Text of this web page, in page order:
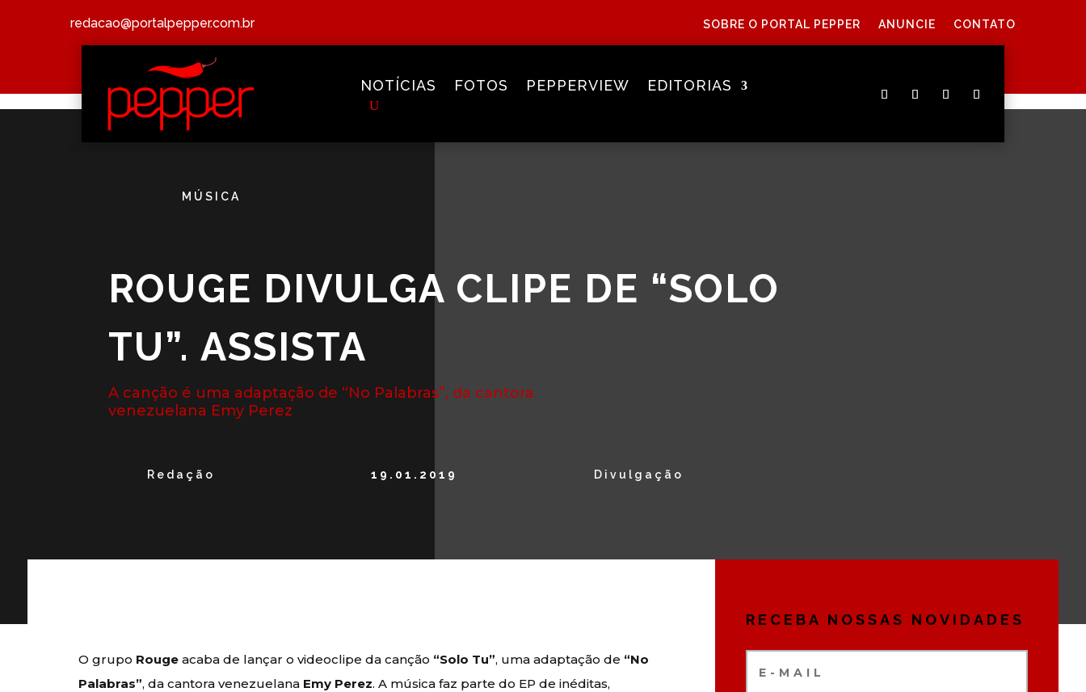
redacao@portalpepper.com.br SOBRE O PORTAL PEPPER ANUNCIE CONTATO
NOTÍCIAS FOTOS PEPPERVIEW EDITORIAS
MÚSICA
ROUGE DIVULGA CLIPE DE “SOLO
TU”. ASSISTA
A canção é uma adaptação de “No Palabras”, da cantora
venezuelana Emy Perez
Redação 19.01.2019 Divulgação
O grupo Rouge acaba de lançar o videoclipe da canção “Solo Tu”, uma adaptação de “No
Palabras”, da cantora venezuelana Emy Perez. A música faz parte do EP de inéditas,
RECEBA NOSSAS NOVIDADES